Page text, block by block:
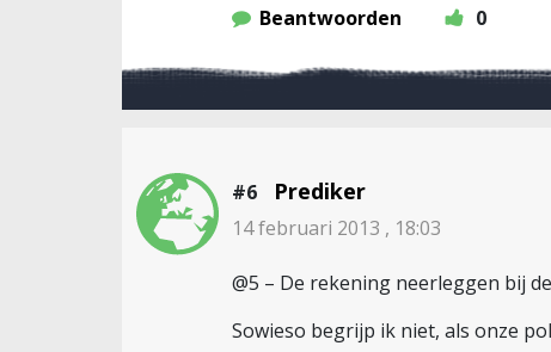
Beantwoorden 0
#6 Prediker
14 februari 2013 , 18:03
@5 – De rekening neerleggen bij
Sowieso begrijp ik niet, als onze